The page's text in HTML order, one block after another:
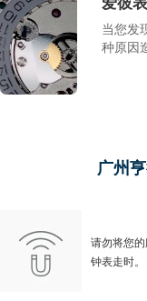
当您发
种原因
广州
请勿将您
钟表走时。